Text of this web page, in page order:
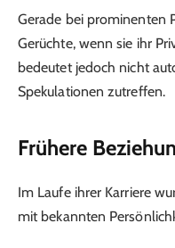
Gerade bei prominenten
Gerüchte, wenn sie ihr
bedeutet jedoch nicht
Spekulationen zutreffen.
Frühere
Im Laufe ihrer Karriere
mit bekannten